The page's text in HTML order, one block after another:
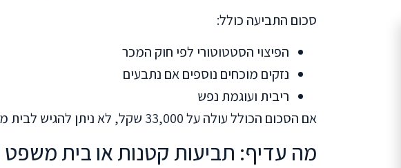
סכום התביעה כולל:
הפיצוי הסטטוטורי לפי חוק המכר
נזקים מוכחים נוספים אם נתבעים
ריבית ועוגמת נפש
אם הסכום הכולל עולה על 33,000 שקל, לא ניתן להגיש לבית משפט לתביעות קטנות.
מה עדיף: תביעות קטנות או בית משפט